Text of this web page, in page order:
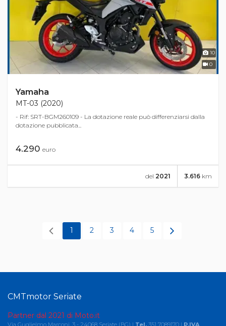
10
0
Yamaha
MT-03 (2020)
- Rif: SRT-BGM260109 - La dotazione reale può differenziarsi dalla
dotazione pubblicata...
4.290 euro
3.616 km
del 2021
1 2 3 4 5
CMTmotor Seriate
Partner dal 2021 di Moto.it